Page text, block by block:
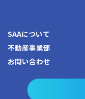
SAAについて
不動産事業部
お問い合わせ